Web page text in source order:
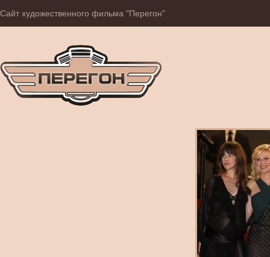
Сайт художественного фильма "Перегон"